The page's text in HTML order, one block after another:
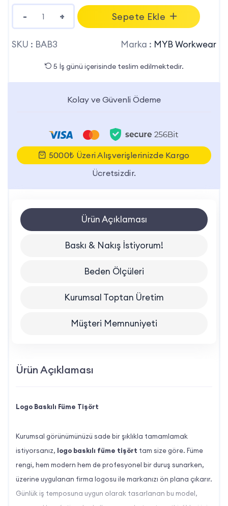
- + Sepete Ekle
SKU : BAB3 Marka : MYB Workwear
5 İş günü içerisinde teslim edilmektedir.
Kolay ve Güvenli Ödeme
5000₺ Üzeri Alışverişlerinizde Kargo
Ücretsizdir.
Ürün Açıklaması
Baskı & Nakış İstiyorum!
Beden Ölçüleri
Kurumsal Toptan Üretim
Müşteri Memnuniyeti
Ürün Açıklaması
Logo Baskılı Füme Tişört
Kurumsal görünümünüzü sade bir şıklıkla tamamlamak
istiyorsanız, logo baskılı füme tişört tam size göre. Füme
rengi, hem modern hem de profesyonel bir duruş sunarken,
üzerine uygulanan firma logosu ile markanızı ön plana çıkarır.
Günlük iş temposuna uygun olarak tasarlanan bu model,